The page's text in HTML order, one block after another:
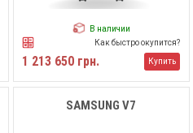
В наличии
Как быстро окупится?
1 213 650 грн. Купить
SAMSUNG V7